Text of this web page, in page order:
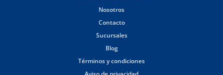
Nosotros
Contacto
Sucursales
Blog
Términos y condiciones